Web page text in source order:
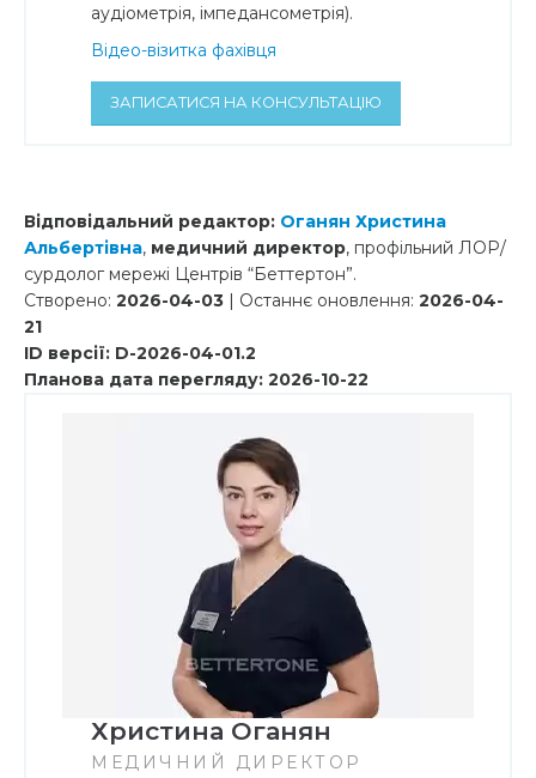
аудіометрія, імпедансометрія).
Відео-візитка фахівця
ЗАПИСАТИСЯ НА КОНСУЛЬТАЦІЮ
Відповідальний редактор: Оганян Христина
Альбертівна, медичний директор, профільний ЛОР/
сурдолог мережі Центрів “Беттертон”.
Створено: 2026-04-03 | Останнє оновлення: 2026-04-
21
ID версії: D-2026-04-01.2
Планова дата перегляду: 2026-10-22
Христина Оганян
МЕДИЧНИЙ ДИРЕКТОР